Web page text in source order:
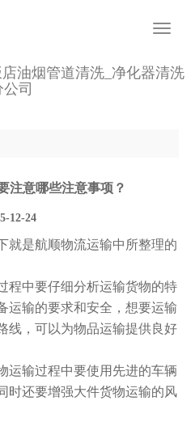
注意哪些注意事项？
12-24
就是航顺物流运输中所整理的
程中要仔细分析运输货物的特
运输的要求和安全，想要运输
线，可以为物品运输提供良好
运输过程中要使用先进的车辆
时还要增强大件货物运输的风